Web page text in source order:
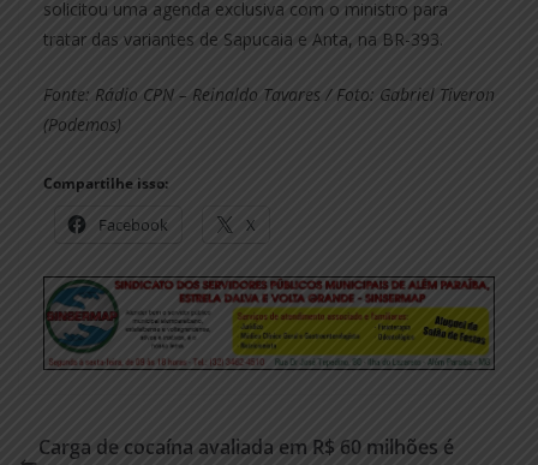
solicitou uma agenda exclusiva com o ministro para
tratar das variantes de Sapucaia e Anta, na BR-393.
Fonte: Rádio CPN – Reinaldo Tavares / Foto: Gabriel Tiveron
(Podemos)
Compartilhe isso:
Facebook X
Carga de cocaína avaliada em R$ 60 milhões é